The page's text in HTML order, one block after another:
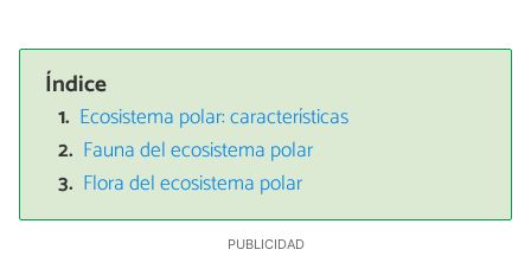
Índice
Ecosistema polar: características
Fauna del ecosistema polar
Flora del ecosistema polar